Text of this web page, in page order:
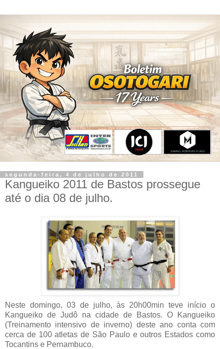
segunda-feira, 4 de julho de 2011
Kangueiko 2011 de Bastos prossegue
até o dia 08 de julho.
Neste domingo, 03 de julho, às 20h00min teve início o
Kangueiko de Judô na cidade de Bastos. O Kangueiko
(Treinamento intensivo de inverno) deste ano conta com
cerca de 100 atletas de São Paulo e outros Estados como
Tocantins e Pernambuco.